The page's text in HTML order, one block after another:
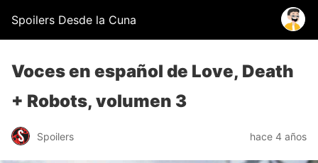
Spoilers Desde la Cuna
Voces en español de Love, Death
+ Robots, volumen 3
Spoilers hace 4 años